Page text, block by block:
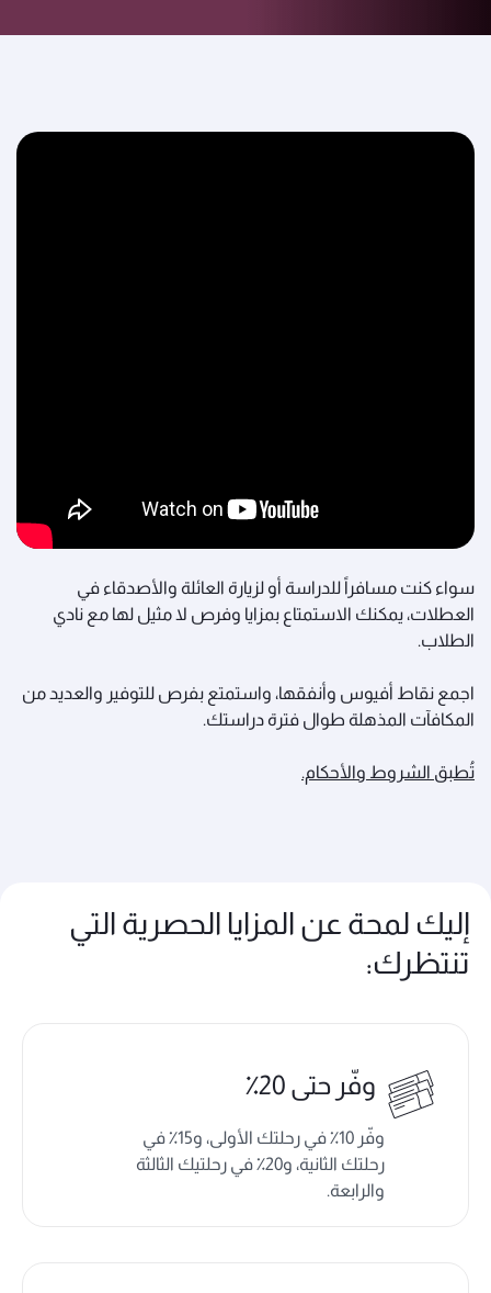
سواء كنت مسافراً للدراسة أو لزيارة العائلة والأصدقاء في
العطلات، يمكنك الاستمتاع بمزايا وفرص لا مثيل لها مع نادي
الطلاب.
اجمع نقاط أفيوس وأنفقها، واستمتع بفرص للتوفير والعديد من
المكافآت المذهلة طوال فترة دراستك.
تُطبق الشروط والأحكام.
إليك لمحة عن المزايا الحصرية التي
تنتظرك:
وفّر حتى 20٪
وفّر 10٪ في رحلتك الأولى، و15٪ في
رحلتك الثانية، و20٪ في رحلتيك الثالثة
والرابعة.